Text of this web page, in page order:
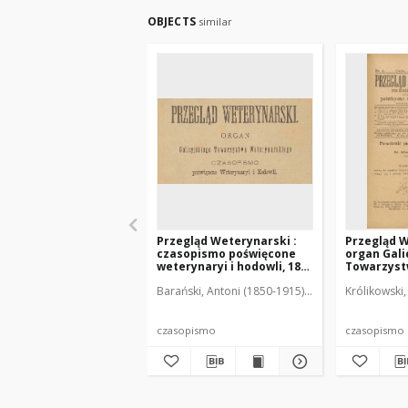
OBJECTS similar
Przegląd Weterynarski :
czasopismo poświęcone
weterynaryi i hodowli, 1886
Barański, Antoni (1850-1915). Red. i Wyd.
czasopismo
Przegląd
organ
Królikowski,
czasopismo